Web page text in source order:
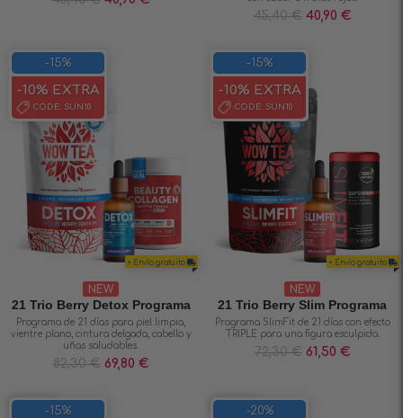
45,40€ 40,90 €
+ Envío gratuito
-15%
-10% EXTRA
CODE: SUN10
NEW
21 Trio Berry Detox Programa
Programa de 21 días para piel limpia,
vientre plano, cintura delgada, cabello y
uñas saludables.
82,30€ 69,80 €
+ Envío gratuito
-15%
-10% EXTRA
CODE: SUN10
NEW
21 Trio Berry Slim Programa
Programa SlimFit de 21 días con efecto
TRIPLE para una figura esculpida.
72,30€ 61,50 €
SAVE 15%-15% SAVE 20%-20%